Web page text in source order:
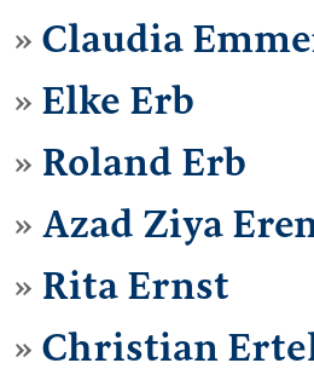
Claudia
Elke Erb
Roland Erb
Azad Ziya
Rita Ernst
Christian